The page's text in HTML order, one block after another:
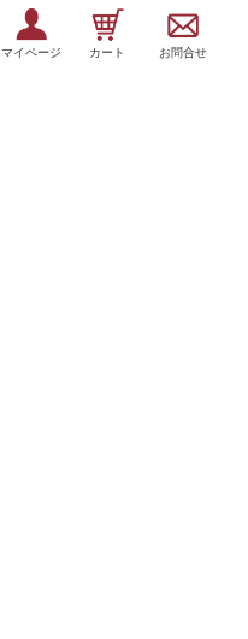
マイページ カート お問合せ